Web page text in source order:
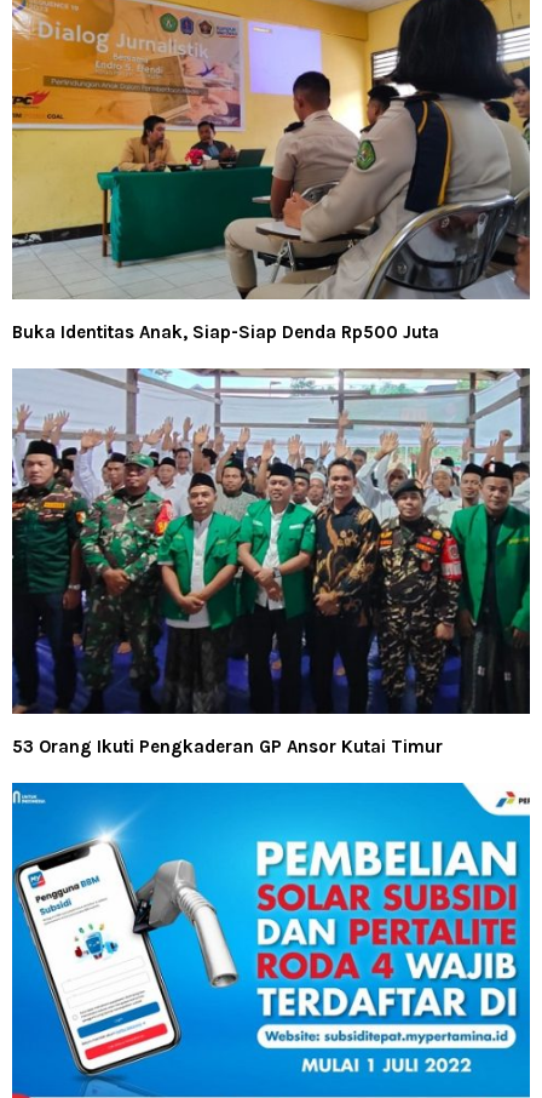
Buka Identitas Anak, Siap-Siap Denda Rp500 Juta
53 Orang Ikuti Pengkaderan GP Ansor Kutai Timur